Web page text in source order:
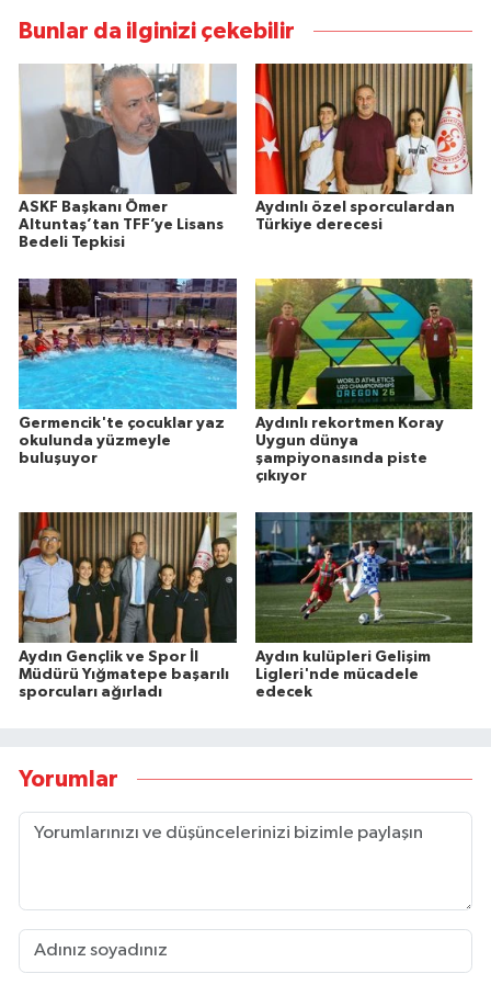
Bunlar da ilginizi çekebilir
ASKF Başkanı Ömer
Altuntaş’tan TFF’ye Lisans
Bedeli Tepkisi
Aydınlı özel sporculardan
Türkiye derecesi
Germencik'te çocuklar yaz
okulunda yüzmeyle
buluşuyor
Aydınlı rekortmen Koray
Uygun dünya
şampiyonasında piste
çıkıyor
Aydın Gençlik ve Spor İl
Müdürü Yığmatepe başarılı
sporcuları ağırladı
Aydın kulüpleri Gelişim
Ligleri'nde mücadele
edecek
Yorumlar